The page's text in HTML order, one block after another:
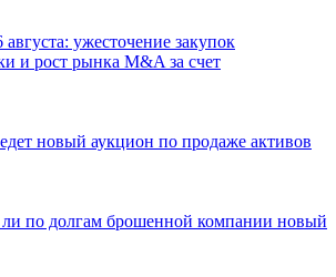
ужесточение закупок
и рост рынка M&A за счет
новый аукцион по продаже активов
по долгам брошенной компании новый